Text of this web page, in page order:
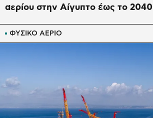
ΦΥΣΙΚΟ ΑΕΡΙΟ
αερίου στην Αίγυπτο έως το 2040